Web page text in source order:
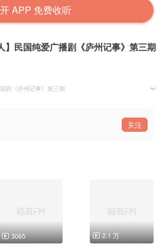
APP 免费收听
】民国纯爱广播剧《庐州记事》第三期
剧《庐州记事》第三期
关注
3065 2.1 万